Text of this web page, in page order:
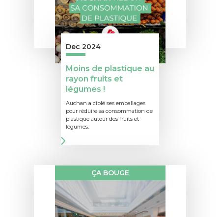
Dec 2024
Moins de plastique au
rayon fruits et
légumes !
Auchan a ciblé ses emballages
pour réduire sa consommation de
plastique autour des fruits et
légumes.
ÇA BOUGE